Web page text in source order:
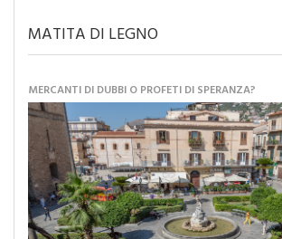
MATITA DI LEGNO
MERCANTI DI DUBBI O PROFETI DI SPERANZA?